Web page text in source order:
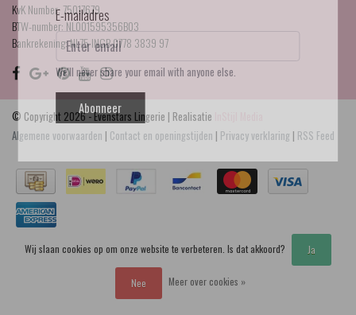
KvK Number: 75017679
BTW-number: NL001595356B03
Bankrekening: NL75 INGB 0778 3839 97
© Copyright 2026 - Evenstars Lingerie | Realisatie
Algemene voorwaarden | Contact en openingstijden | Privacy verklaring | RSS Feed
E-mailadres
We'll never share your email with anyone else.
Abonneer
Wij slaan cookies op om onze website te verbeteren. Is dat akkoord? Ja
Nee Meer over cookies »